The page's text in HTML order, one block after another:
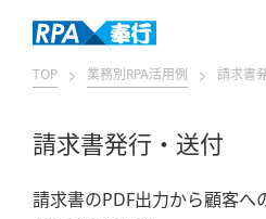
TOP 業務別RPA活用例 請求書
請求書発行・送付
請求書のPDF出力から顧客へ